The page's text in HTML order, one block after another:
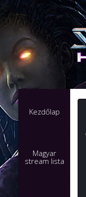
Kezdőlap
Magyar
stream lista